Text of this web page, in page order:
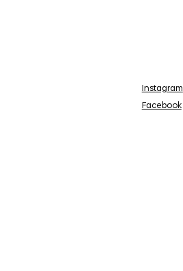
Instagram
Facebook